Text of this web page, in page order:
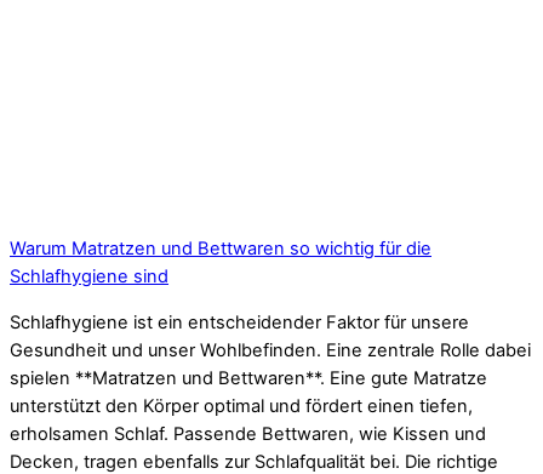
Warum Matratzen und Bettwaren so wichtig für die
Schlafhygiene sind
Schlafhygiene ist ein entscheidender Faktor für unsere
Gesundheit und unser Wohlbefinden. Eine zentrale Rolle dabei
spielen **Matratzen und Bettwaren**. Eine gute Matratze
unterstützt den Körper optimal und fördert einen tiefen,
erholsamen Schlaf. Passende Bettwaren, wie Kissen und
Decken, tragen ebenfalls zur Schlafqualität bei. Die richtige